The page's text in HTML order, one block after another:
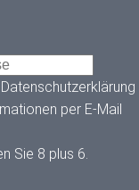
Datenschutzerklärung
per E-Mail
Sie 8 plus 6.